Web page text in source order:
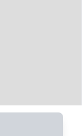
- renduOSM France